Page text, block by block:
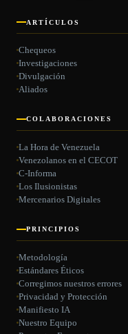
ARTÍCULOS
Chequeos
Investigaciones
Divulgación
Aliados
COLABORACIONES
La Hora de Venezuela
Venezolanos en el CECOT
C-Informa
Los Ilusionistas
Mercenarios Digitales
PRINCIPIOS
Metodología
Estándares Éticos
Corregimos nuestros errores
Privacidad y Protección
Manifiesto IA
Nuestro Equipo